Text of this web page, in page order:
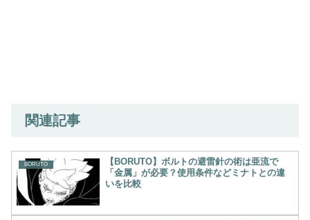
関連記事
BORUTO
【BORUTO】ボルトの避雷針の術は亜流で
「金属」が必要？使用条件などミナトとの違
いを比較